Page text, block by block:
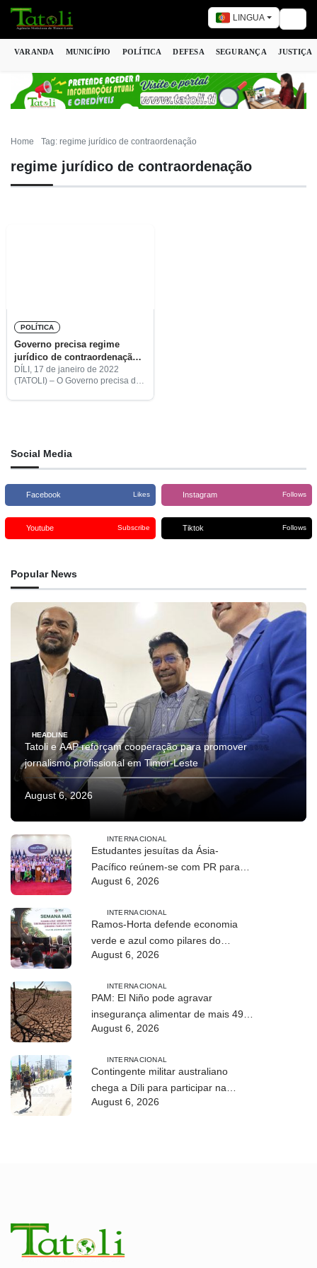
LINGUA
VARANDA MUNICÍPIO POLÍTICA DEFESA SEGURANÇA JUSTIÇA
Home Tag: regime jurídico de contraordenação
regime jurídico de contraordenação
POLÍTICA
Governo precisa regime
jurídico de contraordenação
para sancionar população
que deita lixo fora da lixeira
DÍLI, 17 de janeiro de 2022
(TATOLI) – O Governo precisa de
Social Media
Facebook Likes Instagram Follows
Youtube Subscribe Tiktok Follows
Popular News
HEADLINE
Tatoli e AAP reforçam cooperação para promover
jornalismo profissional em Timor-Leste
August 6, 2026
INTERNACIONAL
Estudantes jesuítas da Ásia-
Pacífico reúnem-se com PR para
conhecer processo de paz no país
August 6, 2026
INTERNACIONAL
Ramos-Horta defende economia
verde e azul como pilares do
desenvolvimento sustentável de
August 6, 2026
INTERNACIONAL
PAM: El Niño pode agravar
insegurança alimentar de mais 49
milhões de pessoas até 2027
August 6, 2026
INTERNACIONAL
Contingente militar australiano
chega a Díli para participar na
Maratona Internacional de 2026
August 6, 2026